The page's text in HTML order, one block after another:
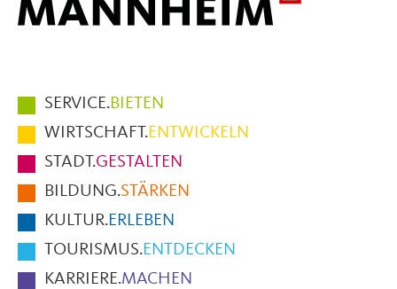
Hauptmenüpunkte
im
Fußbereich
der
Seite
SERVICE.BIETEN
WIRTSCHAFT.ENTWICKELN
STADT.GESTALTEN
BILDUNG.STÄRKEN
KULTUR.ERLEBEN
TOURISMUS.ENTDECKEN
KARRIERE.MACHEN